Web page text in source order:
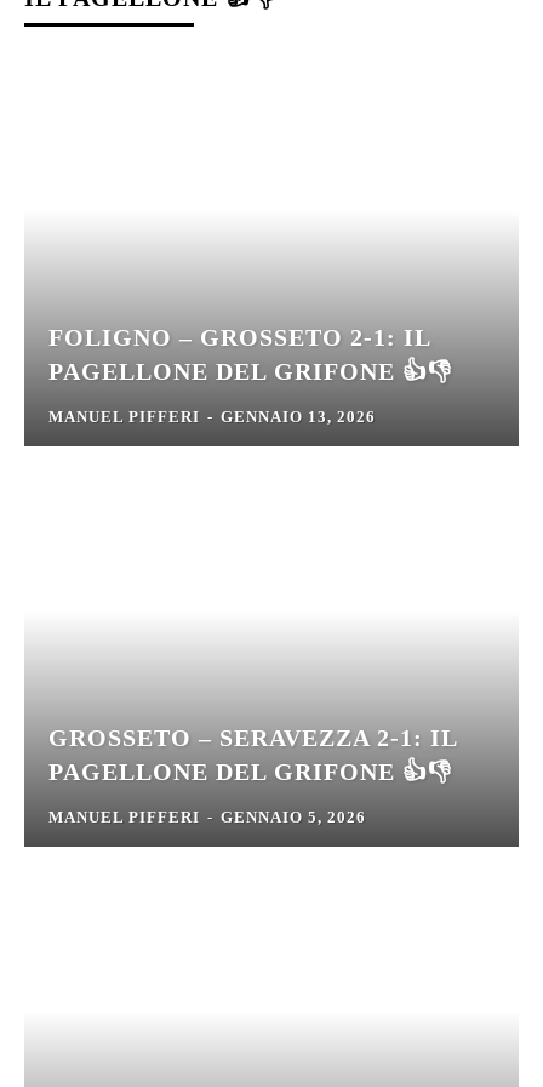
FOLIGNO – GROSSETO 2-1: IL
PAGELLONE DEL GRIFONE 👍👎
MANUEL PIFFERI - GENNAIO 13, 2026
GROSSETO – SERAVEZZA 2-1: IL
PAGELLONE DEL GRIFONE 👍👎
MANUEL PIFFERI - GENNAIO 5, 2026